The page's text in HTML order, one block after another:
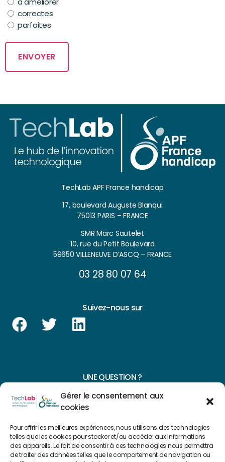
Gérer le consentement aux
cookies
Pour offrir les meilleures expériences, nous utilisons des technologies
telles que les cookies pour stocker et/ou accéder aux informations
des appareils. Le fait de consentir à ces technologies nous permettra
de traiter des données telles que le comportement de navigation ou
correctes
parfaites
TechLab APF France handicap
17, boulevard Auguste Blanqui
75013 PARIS – FRANCE
SMR Marc Sautelet
10, rue du Petit Boulevard
59650 VILLENEUVE D’ASCQ – FRANCE
03 28 80 07 64
Suivez-nous sur
UNE QUESTION ?
CONTACTEZ-NOUS
NAVIGUER SUR NOTRE SITE
Plan du site